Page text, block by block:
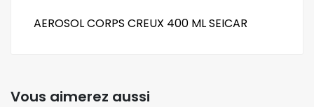
AEROSOL CORPS CREUX 400 ML SEICAR
Vous aimerez aussi